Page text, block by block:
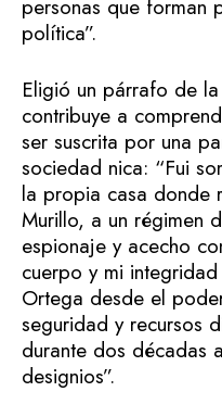
personas que forman
política”.
Eligió un párrafo de
contribuye a
ser suscrita por una
sociedad nica: “Fui
la propia casa donde
Murillo, a un régimen
espionaje y acecho
cuerpo y mi
Ortega desde el
seguridad y recursos
durante dos décadas
designios”.